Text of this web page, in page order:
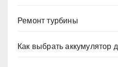
Ремонт турбины
Как выбрать аккумулятор